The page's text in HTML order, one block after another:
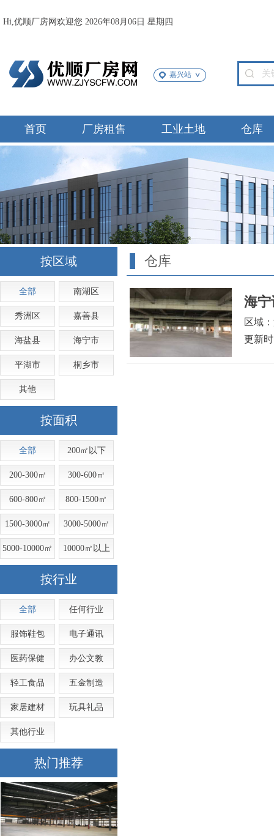
Hi,优顺厂房网欢迎您 2026年08月06日 星期四
嘉兴站
首页 厂房租售 工业土地 仓库
按区域
全部 南湖区
秀洲区 嘉善县
海盐县 海宁市
平湖市 桐乡市
其他
按面积
全部 200㎡以下
200-300㎡ 300-600㎡
600-800㎡ 800-1500㎡
1500-3000㎡ 3000-5000㎡
5000-10000㎡ 10000㎡以上
按行业
全部 任何行业
服饰鞋包 电子通讯
医药保健 办公文教
轻工食品 五金制造
家居建材 玩具礼品
其他行业
热门推荐
仓库
海宁
区域
更新